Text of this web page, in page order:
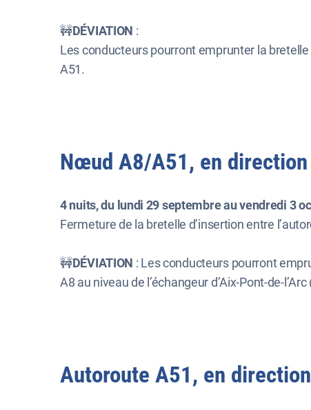
🚧DÉVIATION :
Les conducteurs pourront emprunter la bretelle
A51.
Nœud A8/A51, en direction
4 nuits, du lundi 29 septembre au vendredi 3
Fermeture de la bretelle d’insertion entre
🚧DÉVIATION : Les conducteurs pourront
A8 au niveau de l’échangeur d’Aix-Pont-de-l’Arc
Autoroute A51, en